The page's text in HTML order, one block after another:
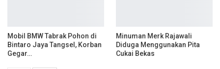
Mobil BMW Tabrak Pohon di
Bintaro Jaya Tangsel, Korban
Gegar…
Minuman Merk Rajawali
Diduga Menggunakan Pita
Cukai Bekas